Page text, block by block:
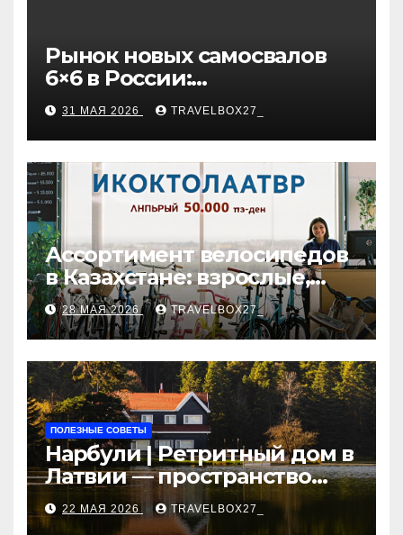
Рынок новых самосвалов
6×6 в России:
характеристики и цены
31 МАЯ 2026 TRAVELBOX27_
Ассортимент велосипедов
в Казахстане: взрослые,
детские и городские
модели, ценовые
категории и варианты
рассрочки
28 МАЯ 2026 TRAVELBOX27_
ПОЛЕЗНЫЕ СОВЕТЫ
Нарбули | Ретритный дом в
Латвии — пространство
для саморазвития и
восстановления
22 МАЯ 2026 TRAVELBOX27_